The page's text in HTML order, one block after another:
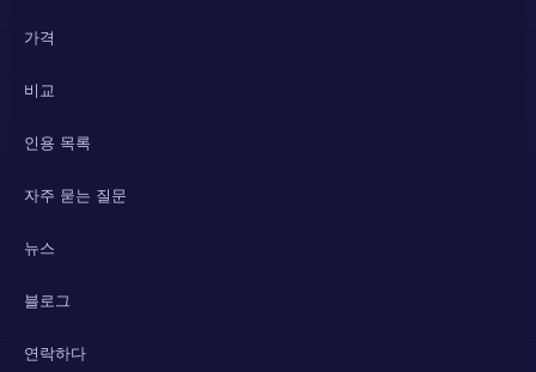
가격
비교
인용 목록
자주 묻는 질문
뉴스
블로그
연락하다